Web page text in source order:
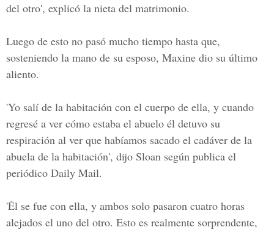
del otro', explicó la nieta del matrimonio.
Luego de esto no pasó mucho tiempo hasta que,
sosteniendo la mano de su esposo, Maxine dio su último
aliento.
'Yo salí de la habitación con el cuerpo de ella, y cuando
regresé a ver cómo estaba el abuelo él detuvo su
respiración al ver que habíamos sacado el cadáver de la
abuela de la habitación', dijo Sloan según publica el
periódico Daily Mail.
'Él se fue con ella, y ambos solo pasaron cuatro horas
alejados el uno del otro. Esto es realmente sorprendente,